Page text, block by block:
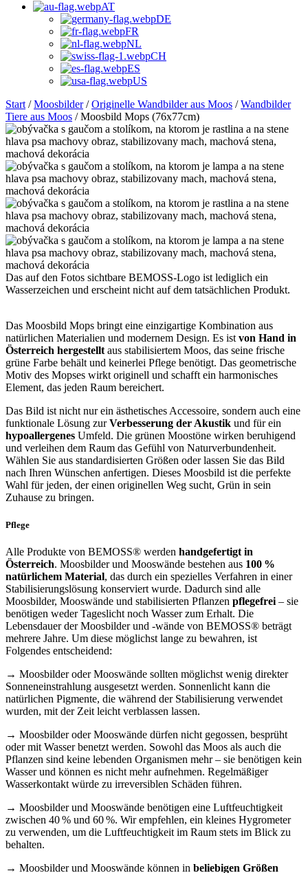
AT
DE
FR
NL
CH
ES
US
Start /Moosbilder/Originelle Wandbilder aus Moos /Wandbilder
Tiere aus Moos / Moosbild Mops (76x77cm)
Das auf den Fotos sichtbare BEMOSS-Logo ist lediglich ein
Wasserzeichen und erscheint nicht auf dem tatsächlichen Produkt.
Das Moosbild Mops bringt eine einzigartige Kombination aus
natürlichen Materialien und modernem Design. Es ist von Hand in
Österreich hergestellt aus stabilisiertem Moos, das seine frische
grüne Farbe behält und keinerlei Pflege benötigt. Das geometrische
Motiv des Mopses wirkt originell und schafft ein harmonisches
Element, das jeden Raum bereichert.
Das Bild ist nicht nur ein ästhetisches Accessoire, sondern auch eine
funktionale Lösung zurVerbesserung der Akustik und für ein
hypoallergenes Umfeld. Die grünen Moostöne wirken beruhigend
und verleihen dem Raum das Gefühl von Naturverbundenheit.
Wählen Sie aus standardisierten Größen oder lassen Sie das Bild
nach Ihren Wünschen anfertigen. Dieses Moosbild ist die perfekte
Wahl für jeden, der einen originellen Weg sucht, Grün in sein
Zuhause zu bringen.
Pflege
Alle Produkte von BEMOSS® werden handgefertigt in
Österreich. Moosbilder und Mooswände bestehen aus 100 %
natürlichem Material, das durch ein spezielles Verfahren in einer
Stabilisierungslösung konserviert wurde. Dadurch sind alle
Moosbilder, Mooswände und stabilisierten Pflanzen pflegefrei – sie
benötigen weder Tageslicht noch Wasser zum Erhalt. Die
Lebensdauer der Moosbilder und -wände von BEMOSS® beträgt
mehrere Jahre. Um diese möglichst lange zu bewahren, ist
Folgendes entscheidend:
→ Moosbilder oder Mooswände sollten möglichst wenig direkter
Sonneneinstrahlung ausgesetzt werden. Sonnenlicht kann die
natürlichen Pigmente, die während der Stabilisierung verwendet
wurden, mit der Zeit leicht verblassen lassen.
→ Moosbilder oder Mooswände dürfen nicht gegossen, besprüht
oder mit Wasser benetzt werden. Sowohl das Moos als auch die
Pflanzen sind keine lebenden Organismen mehr – sie benötigen kein
Wasser und können es nicht mehr aufnehmen. Regelmäßiger
Wasserkontakt würde zu irreversiblen Schäden führen.
→ Moosbilder und Mooswände benötigen eine Luftfeuchtigkeit
zwischen 40 % und 60 %. Wir empfehlen, ein kleines Hygrometer
zu verwenden, um die Luftfeuchtigkeit im Raum stets im Blick zu
behalten.
→ Moosbilder und Mooswände können in beliebigen Größen